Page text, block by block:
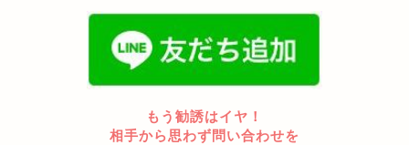
もう勧誘はイヤ！
相手から思わず問い合わせを